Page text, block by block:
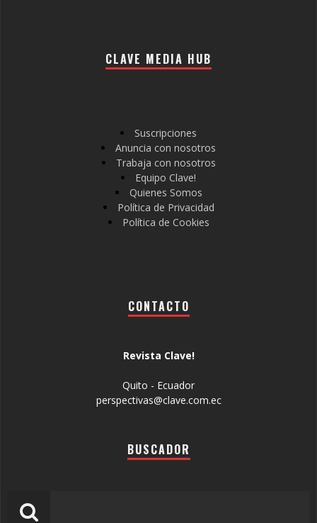
CLAVE MEDIA HUB
Suscripciones
Anuncia con nosotros
Trabaja con nosotros
Equipo Clave!
Quienes Somos
Política de Privacidad
Política de Cookies
CONTACTO
Revista Clave!
Quito - Ecuador
perspectivas@clave.com.ec
BUSCADOR